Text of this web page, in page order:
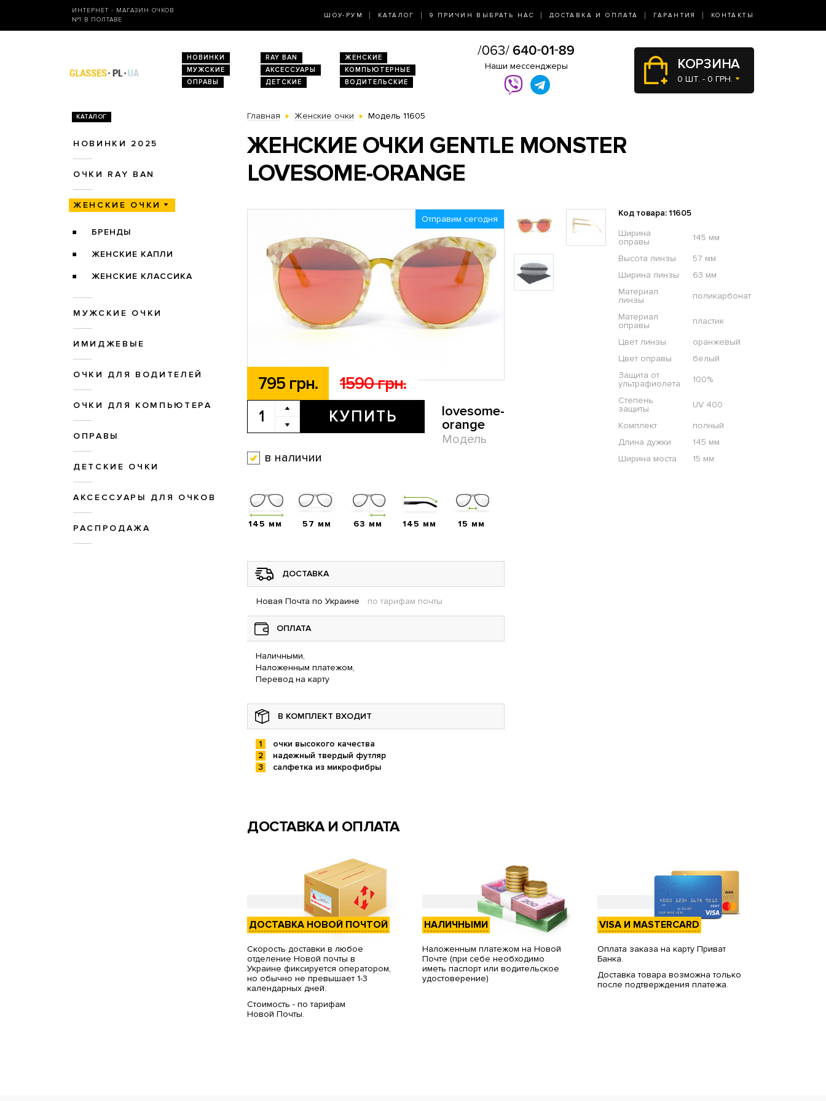
ИНТЕРНЕТ - МАГАЗИН ОЧКОВ
№1 В ПОЛТАВЕ
ШОУ-РУМ КАТАЛОГ 9 ПРИЧИН ВЫБРАТЬ НАС ДОСТАВКА И ОПЛАТА ГАРАНТИЯ КОНТАКТЫ
НОВИНКИ RAY BAN
ЖЕНСКИЕ
МУЖСКИЕ
АКСЕССУАРЫ
КОМПЬЮТЕРНЫЕ
ОПРАВЫ
ДЕТСКИЕ ВОДИТЕЛЬСКИЕ
Наши мессенджеры КОРЗИНА
0 ШТ. - 0 ГРН.
КАТАЛОГ
НОВИНКИ 2025
ОЧКИ RAY BAN
ЖЕНСКИЕ ОЧКИ
БРЕНДЫ
ЖЕНСКИЕ КАПЛИ
ЖЕНСКИЕ КЛАССИКА
МУЖСКИЕ ОЧКИ
ИМИДЖЕВЫЕ
ОЧКИ ДЛЯ ВОДИТЕЛЕЙ
ОЧКИ ДЛЯ КОМПЬЮТЕРА
ОПРАВЫ
ДЕТСКИЕ ОЧКИ
АКСЕССУАРЫ ДЛЯ ОЧКОВ
РАСПРОДАЖА
Главная Женские очки Модель 11605
ЖЕНСКИЕ ОЧКИ GENTLE MONSTER
LOVESOME-ORANGE
Отправим сегодня
795 грн. 1590 грн.
КУПИТЬ
lovesome-
orange
Модель
в наличии
Код товара: 11605
Ширина
оправы
145 мм
Высота линзы
57 мм
Ширина линзы
63 мм
Материал
линзы
поликарбонат
Материал
оправы
пластик
Цвет линзы
оранжевый
Цвет оправы
белый
Защита от
ультрафиолета
100%
Степень
защиты
UV 400
Комплект
полный
Длина дужки
145 мм
Ширина моста
15 мм
145 мм 57 мм 63 мм 145 мм 15 мм
ДОСТАВКА
Новая Почта по Украине по тарифам почты
ОПЛАТА
Наличными,
Наложенным платежом,
Перевод на карту
В КОМПЛЕКТ ВХОДИТ
очки высокого качества
надежный твердый футляр
салфетка из микрофибры
ДОСТАВКА И ОПЛАТА
ДОСТАВКА НОВОЙ ПОЧТОЙ
Скорость доставки в любое
отделение Новой почты в
Украине фиксируется оператором,
но обычно не превышает 1-3
календарных дней.
Стоимость - по тарифам
Новой Почты.
НАЛИЧНЫМИ
Наложенным платежом на Новой
Почте (при себе необходимо
иметь паспорт или водительское
удостоверение)
VISA И MASTERCARD
Оплата заказа на карту Приват
Банка.
Доставка товара возможна только
после подтверждения платежа.